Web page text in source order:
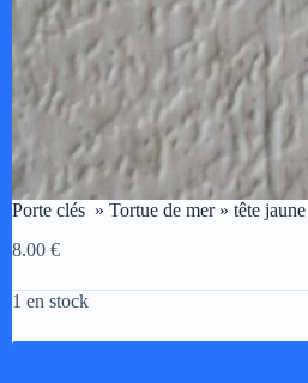
Porte clés » Tortue de mer » tête jaune
8.00 €
1 en stock